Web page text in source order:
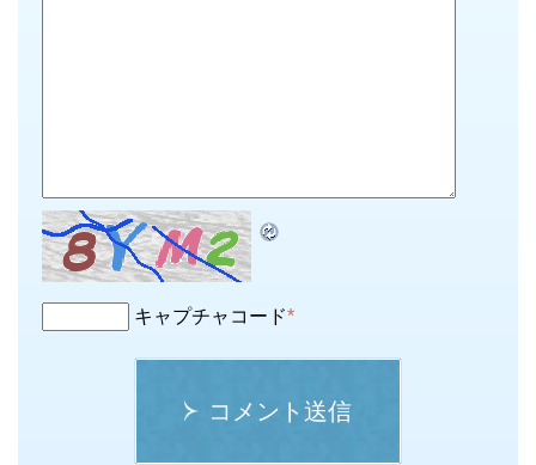
キャプチャコード*
コメント送信